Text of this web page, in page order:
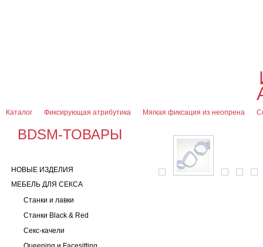
Каталог Фиксирующая атрибутика Мягкая фиксация из неопрена
BDSM-ТОВАРЫ
НОВЫЕ ИЗДЕЛИЯ
МЕБЕЛЬ ДЛЯ СЕКСА
Станки и лавки
Станки Black & Red
Секс-качели